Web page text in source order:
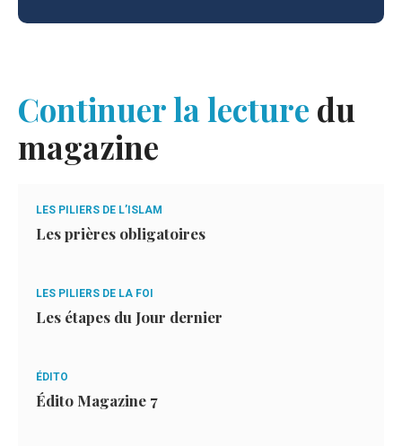
Continuer la lecture du
magazine
LES PILIERS DE L’ISLAM
Les prières obligatoires
LES PILIERS DE LA FOI
Les étapes du Jour dernier
ÉDITO
Édito Magazine 7